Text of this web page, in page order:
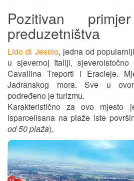
Pozitivаn
preduzetništvа
Lido di Jesolo, jedna od
u sjevernoj Italiji,
Cavallina Treporti i Eracleje.
Jadranskog mora. Sve u
podređeno je turizmu.
Karakteristično za ovo
isparcelisana na plaže iste
od 50 plaža).